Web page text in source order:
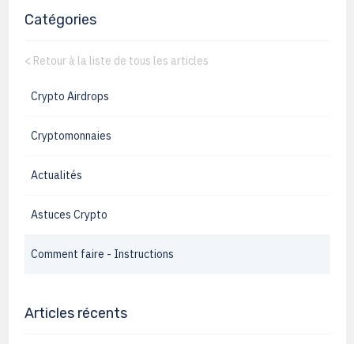
Catégories
< Retour à la liste de tous les articles
Crypto Airdrops
Cryptomonnaies
Actualités
Astuces Crypto
Comment faire - Instructions
Articles récents